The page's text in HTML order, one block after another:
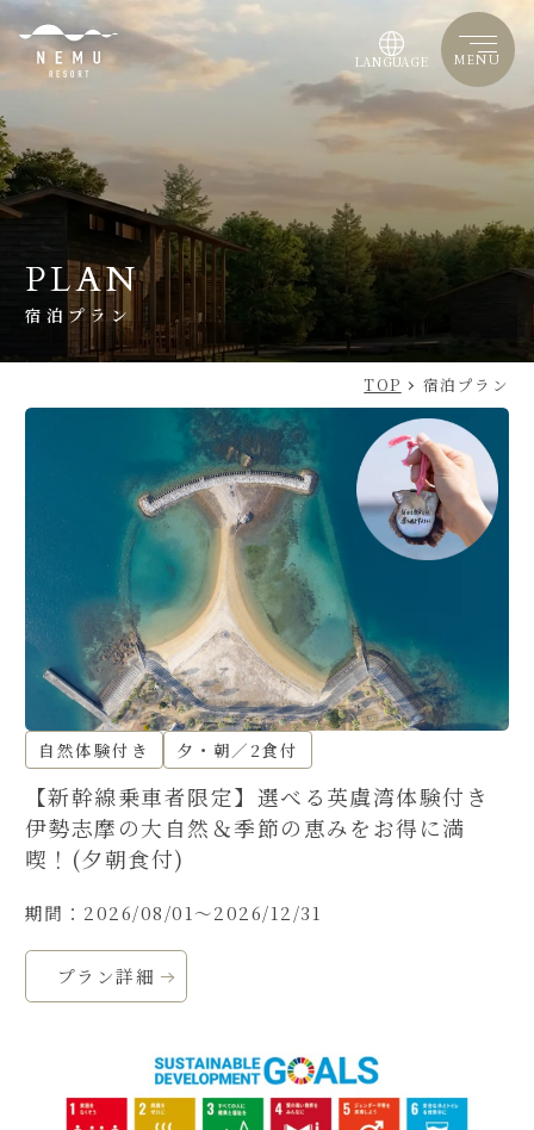
LANGUAGE MENU
PLAN
宿泊プラン
TOP 宿泊プラン
自然体験付き 夕・朝／2食付
【新幹線乗車者限定】選べる英虞湾体験付き
伊勢志摩の大自然＆季節の恵みをお得に満
喫！(夕朝食付)
期間：2026/08/01～2026/12/31
プラン詳細